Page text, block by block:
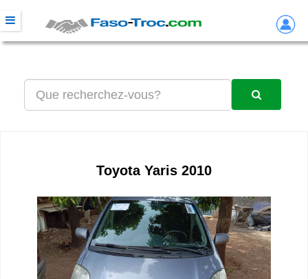
Toyota Yaris 2010